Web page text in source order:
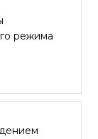
режима